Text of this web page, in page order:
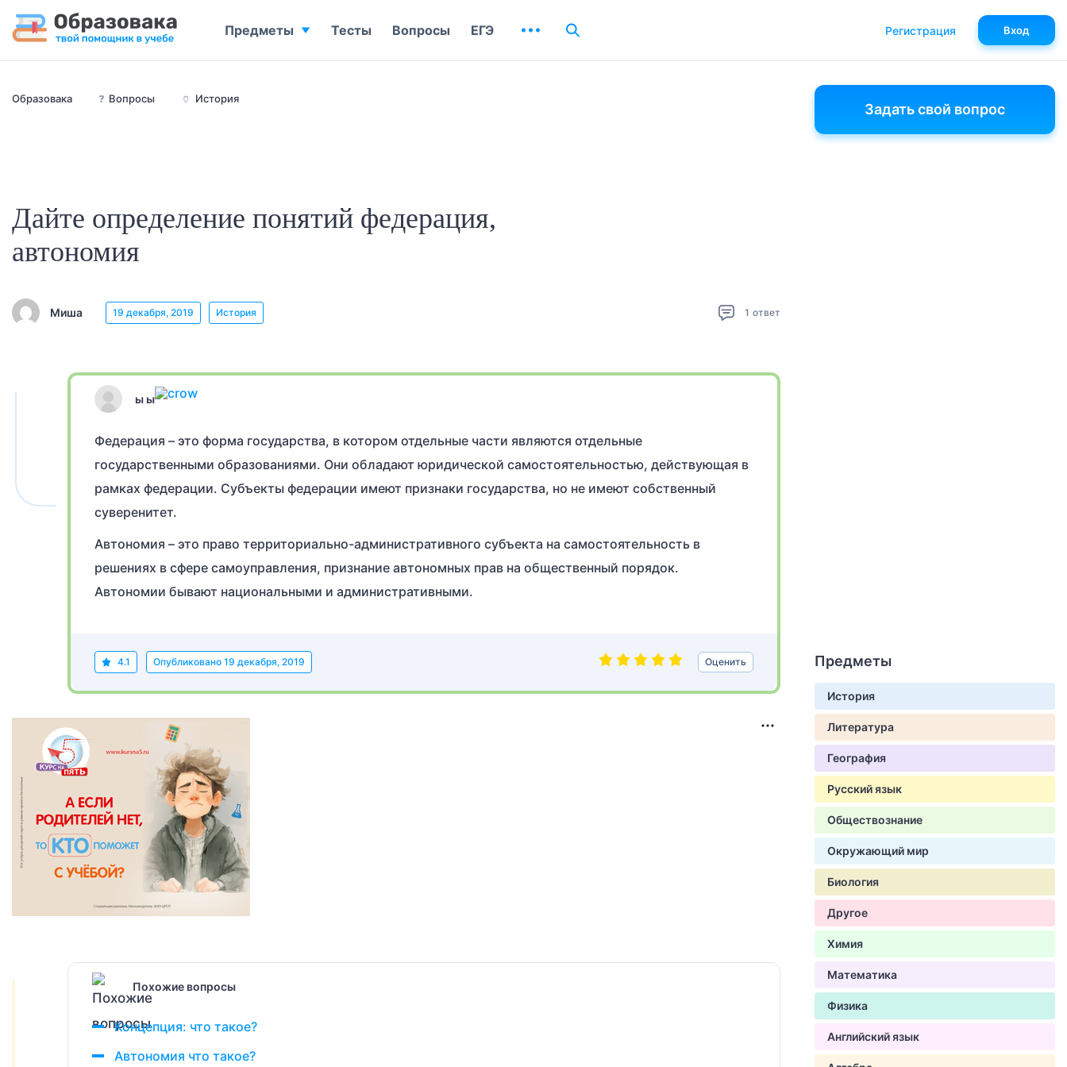
Образовака ❓ Вопросы 🏺 История
Дайте определение понятий федерация,
автономия
Миша 19 декабря, 2019 История 1 ответ
ы ы
Федерация – это форма государства, в котором отдельные части являются отдельные
государственными образованиями. Они обладают юридической самостоятельностью, действующая в
рамках федерации. Субъекты федерации имеют признаки государства, но не имеют собственный
суверенитет.
Автономия – это право территориально-административного субъекта на самостоятельность в
решениях в сфере самоуправления, признание автономных прав на общественный порядок.
Автономии бывают национальными и административными.
4.1 Опубликовано 19 декабря, 2019 Оценить
Похожие вопросы
Концепция: что такое?
Автономия что такое?
Задать свой вопрос
Предметы
История
Литература
География
Русский язык
Обществознание
Окружающий мир
Биология
Другое
Химия
Математика
Физика
Английский язык
Предметы Тесты Вопросы ЕГЭ Регистрация Вход